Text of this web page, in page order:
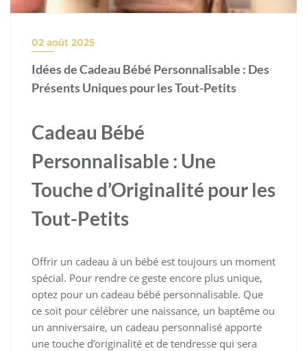
02 août 2025
Idées de Cadeau Bébé Personnalisable : Des
Présents Uniques pour les Tout-Petits
Cadeau Bébé
Personnalisable : Une
Touche d’Originalité pour les
Tout-Petits
Offrir un cadeau à un bébé est toujours un moment
spécial. Pour rendre ce geste encore plus unique,
optez pour un cadeau bébé personnalisable. Que
ce soit pour célébrer une naissance, un baptême ou
un anniversaire, un cadeau personnalisé apporte
une touche d’originalité et de tendresse qui sera